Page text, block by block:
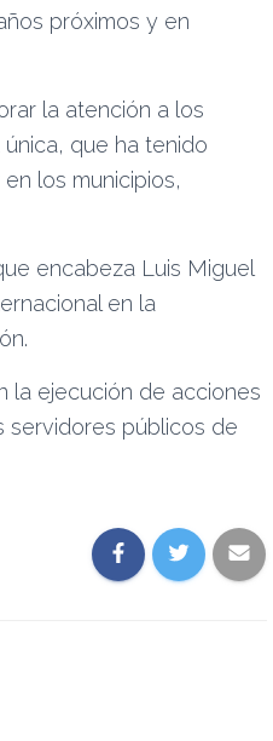
próximos y en
la atención a los
que ha tenido
los municipios,
encabeza Luis Miguel
en la
la ejecución de acciones
servidores públicos de